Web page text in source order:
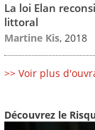
La loi Elan
littoral
Martine Kis, 2018
>> Voir plus
Découvrez le